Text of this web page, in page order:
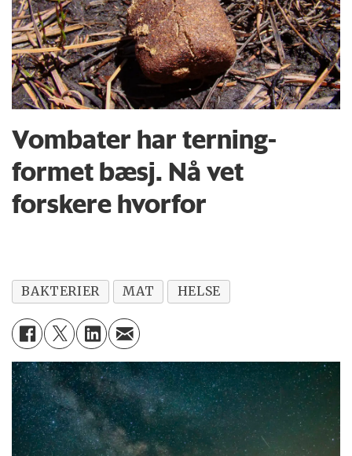
Vombater har terning-
formet bæsj. Nå vet
forskere hvorfor
BAKTERIER MAT HELSE